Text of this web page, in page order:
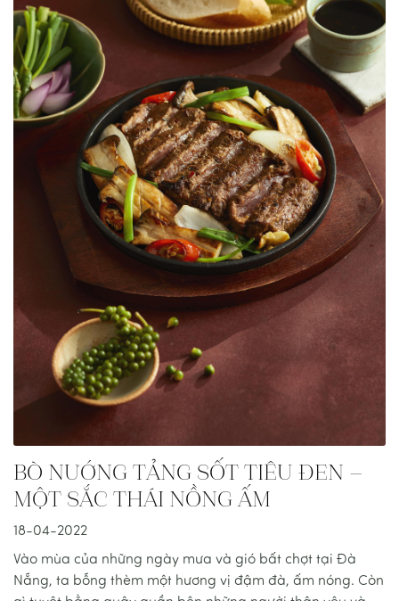
BÒ NƯỚNG TẢNG SỐT TIÊU ĐEN –
MỘT SẮC THÁI NỒNG ẤM
18-04-2022
Vào mùa của những ngày mưa và gió bất chợt tại Đà
Nẵng, ta bỗng thèm một hương vị đậm đà, ấm nóng. Còn